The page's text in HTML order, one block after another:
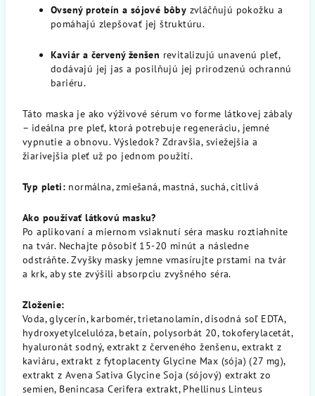
Ovsený proteín a sójové bôby zvláčňujú pokožku a
pomáhajú zlepšovať jej štruktúru.
Kaviár a červený ženšen revitalizujú unavenú pleť,
dodávajú jej jas a posilňujú jej prirodzenú ochrannú
bariéru.
Táto maska je ako výživové sérum vo forme látkovej zábaly
– ideálna pre pleť, ktorá potrebuje regeneráciu, jemné
vypnutie a obnovu. Výsledok? Zdravšia, sviežejšia a
žiarivejšia pleť už po jednom použití.
Typ pleti: normálna, zmiešaná, mastná, suchá, citlivá
Ako používať látkovú masku?
Po aplikovaní a miernom vsiaknutí séra masku roztiahnite
na tvár. Nechajte pôsobiť 15-20 minút a následne
odstráňte. Zvyšky masky jemne vmasírujte prstami na tvár
a krk, aby ste zvýšili absorpciu zvyšného séra.
Zloženie:
Voda, glycerín, karbomér, trietanolamín, disodná soľ EDTA,
hydroxyetylcelulóza, betaín, polysorbát 20, tokoferylacetát,
hyaluronát sodný, extrakt z červeného ženšenu, extrakt z
kaviáru, extrakt z fytoplacenty Glycine Max (sója) (27 mg),
extrakt z Avena Sativa Glycine Soja (sójový) extrakt zo
semien, Benincasa Cerifera extrakt, Phellinus Linteus